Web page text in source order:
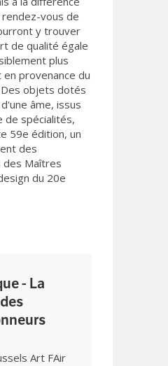
vous de
y trouver
de qualité égale
plus
provenance du
objets dotés
âme, issus
de spécialités,
59e édition, un
des
Maîtres
du 20e
- La
Art FAir